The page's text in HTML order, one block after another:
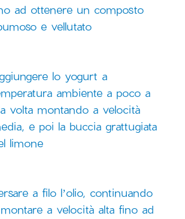
ad ottenere un composto
e vellutato
lo yogurt a
ambiente a poco a
volta montando a velocità
e poi la buccia grattugiata
limone
a filo l’olio, continuando
a velocità alta fino ad